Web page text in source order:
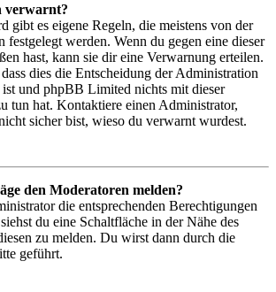
verwarnt?
gibt es eigene Regeln, die meistens von der
festgelegt werden. Wenn du gegen eine dieser
hast, kann sie dir eine Verwarnung erteilen.
dies die Entscheidung der Administration
ist und phpBB Limited nichts mit dieser
tun hat. Kontaktiere einen Administrator,
sicher bist, wieso du verwarnt wurdest.
den Moderatoren melden?
die entsprechenden Berechtigungen
du eine Schaltfläche in der Nähe des
zu melden. Du wirst dann durch die
geführt.